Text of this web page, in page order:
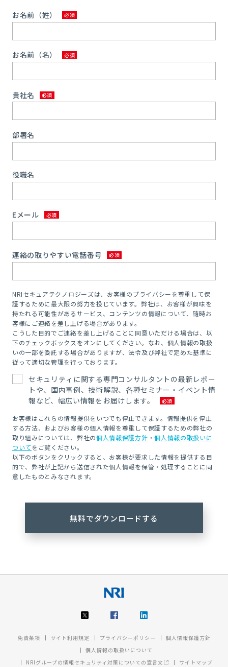
お名前（姓）
お名前（名）
貴社名
部署名
役職名
Eメール
連絡の取りやすい電話番号
NRIセキュアテクノロジーズは、お客様のプライバシーを尊重して保
護するために最大限の努力を投じています。弊社は、お客様が興味を
持たれる可能性があるサービス、コンテンツの情報について、随時お
客様にご連絡を差し上げる場合があります。
こうした目的でご連絡を差し上げることに同意いただける場合は、以
下のチェックボックスをオンにしてください。なお、個人情報の取扱
いの一部を委託する場合がありますが、法令及び弊社で定めた基準に
従って適切な管理を行っております。
セキュリティに関する専門コンサルタントの最新レポー
トや、国内事例、技術解説、各種セミナー・イベント情
報など、幅広い情報をお届けします。
お客様はこれらの情報提供をいつでも停止できます。情報提供を停止
する方法、およびお客様の個人情報を尊重して保護するための弊社の
取り組みについては、弊社の個人情報保護方針 ・個人情報の取扱いに
ついてをご覧ください。
以下のボタンをクリックすると、お客様が要求した情報を提供する目
的で、弊社が上記から送信された個人情報を保管・処理することに同
意したものとみなされます。
免責条項 サイト利用規定 プライバシーポリシー
個人情報保護方針
個人情報の取扱いについて
NRIグループの情報セキュリティ対策についての宣言文
サイトマップ